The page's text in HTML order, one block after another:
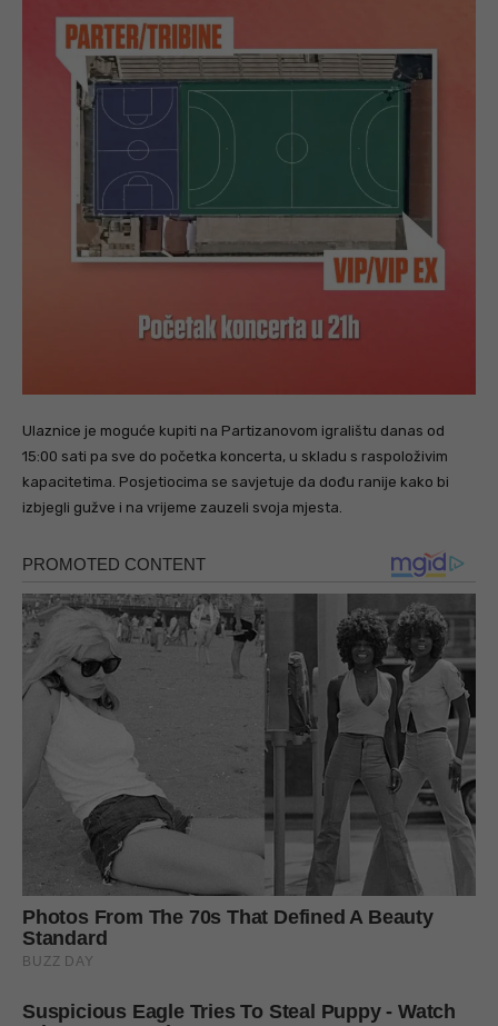
Ulaznice je moguće kupiti na Partizanovom igralištu danas od
15:00 sati pa sve do početka koncerta, u skladu s raspoloživim
kapacitetima. Posjetiocima se savjetuje da dođu ranije kako bi
izbjegli gužve i na vrijeme zauzeli svoja mjesta.